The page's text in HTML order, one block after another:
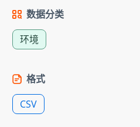
数据分类
环境
格式
CSV